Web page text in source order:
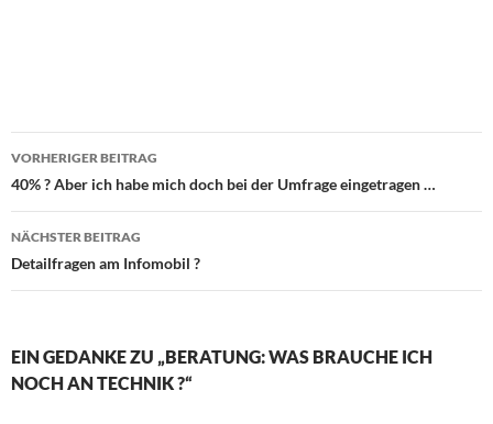
Beitragsnavigation
VORHERIGER BEITRAG
40% ? Aber ich habe mich doch bei der Umfrage eingetragen …
NÄCHSTER BEITRAG
Detailfragen am Infomobil ?
EIN GEDANKE ZU „BERATUNG: WAS BRAUCHE ICH
NOCH AN TECHNIK ?“